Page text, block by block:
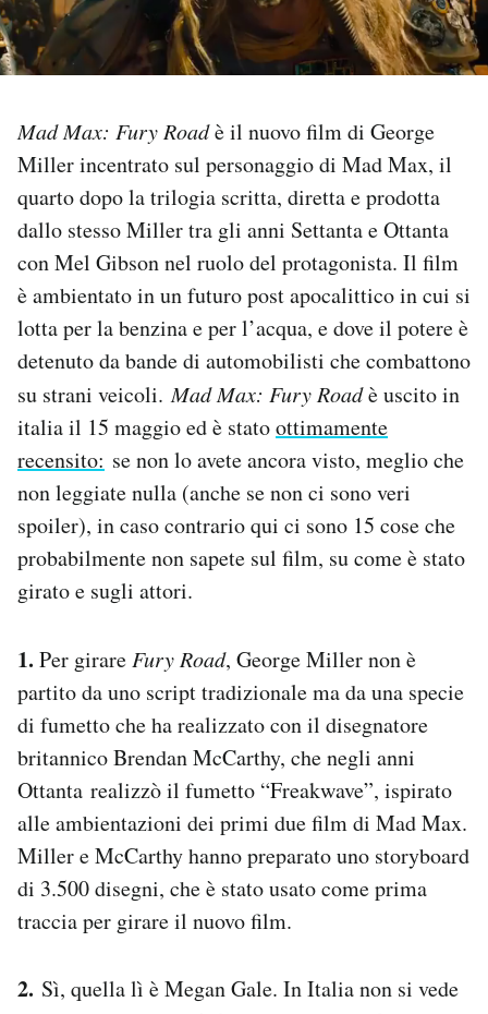
NEWSLETTER
I MIEI PREFERITI
CALENDARIO
AREA PERSONALE
Area Personale
Newsletter
Notifiche mobile
Regala il Post
Hai bisogno di aiuto?
Mad Max: Fury Roadè il nuovo film di George
Miller incentrato sul personaggio di Mad Max, il
quarto dopo la trilogia scritta, diretta e prodotta
dallo stesso Miller tra gli anni Settanta e Ottanta
con Mel Gibson nel ruolo del protagonista. Il film
è ambientato in un futuro post apocalittico in cui si
lotta per la benzina e per l’acqua, e dove il potere è
detenuto da bande di automobilisti che combattono
su strani veicoli.Mad Max: Fury Roadè uscito in
italia il 15 maggio ed è statoottimamente
recensito: se non lo avete ancora visto, meglio che
non leggiate nulla (anche se non ci sono veri
spoiler), in caso contrario qui ci sono 15 cose che
probabilmente non sapete sul film, su come è stato
girato e sugli attori.
1. Per girareFury Road, George Miller non è
partito da uno script tradizionale ma da una specie
di fumetto che ha realizzato con il disegnatore
britannico Brendan McCarthy, che negli anni
Ottanta realizzò il fumetto “Freakwave”, ispirato
alle ambientazioni dei primi due film di Mad Max.
Miller e McCarthy hanno preparato uno storyboard
di 3.500 disegni, che è stato usato come prima
traccia per girare il nuovo film.
2. Sì, quella lì è Megan Gale. In Italia non si vede